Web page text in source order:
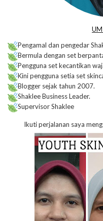
Pengamal dan pengedar
Bermula dengan set
Pengguna set kecantikan
Kini pengguna setia set
Blogger sejak tahun 2007.
Shaklee Business Leader.
Supervisor Shaklee
Ikuti perjalanan saya